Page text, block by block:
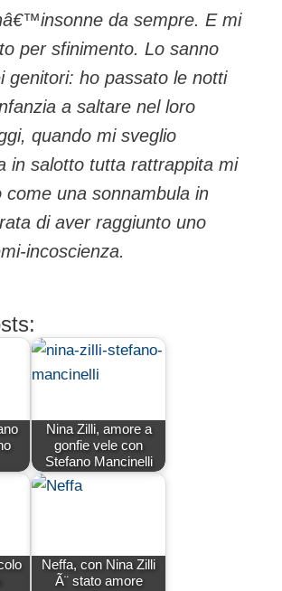
da sempre. E mi
per sfinimento. Lo sanno
genitori: ho passato le notti
a saltare nel loro
quando mi sveglio
in salotto tutta rattrappita mi
come una sonnambula in
di aver raggiunto uno
incoscienza.
Nina Zilli, amore a
gonfie vele con
Stefano Mancinelli
Neffa, con Nina Zilli
Ã¨ stato amore